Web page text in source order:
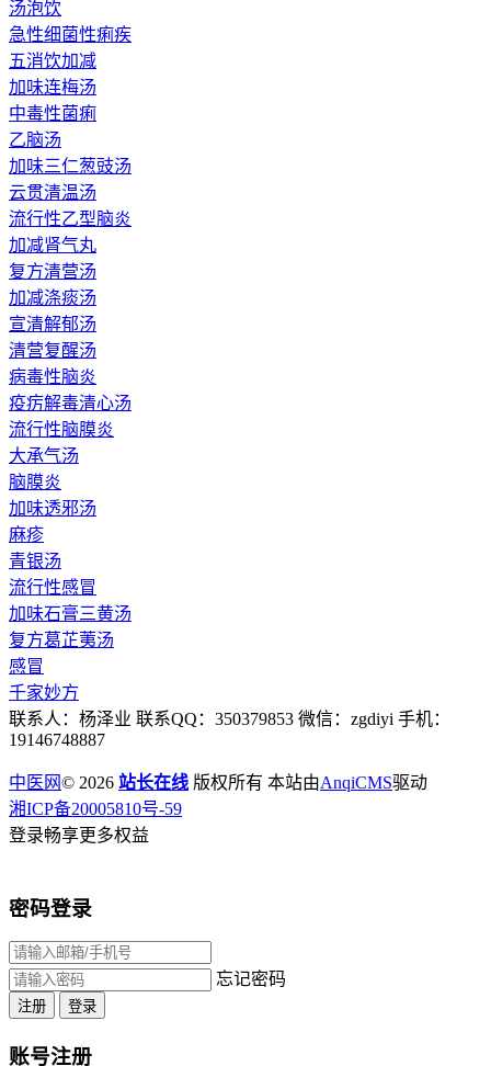
汤泡饮
急性细菌性痢疾
五消饮加减
加味连梅汤
中毒性菌痢
乙脑汤
加味三仁葱豉汤
云贯清温汤
流行性乙型脑炎
加减肾气丸
复方清营汤
加减涤痰汤
宣清解郁汤
清营复醒汤
病毒性脑炎
疫疠解毒清心汤
流行性脑膜炎
大承气汤
脑膜炎
加味透邪汤
麻疹
青银汤
流行性感冒
加味石膏三黄汤
复方葛芷荑汤
感冒
千家妙方
联系人：杨泽业 联系QQ：350379853 微信：zgdiyi 手机：
19146748887
中医网© 2026 站长在线 版权所有 本站由AnqiCMS驱动
湘ICP备20005810号-59
登录畅享更多权益
密码登录
忘记密码
注册 登录
账号注册